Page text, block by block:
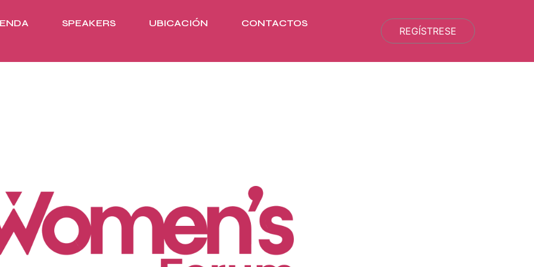
SPEAKERS UBICACIÓN CONTACTOS
REGÍSTRESE